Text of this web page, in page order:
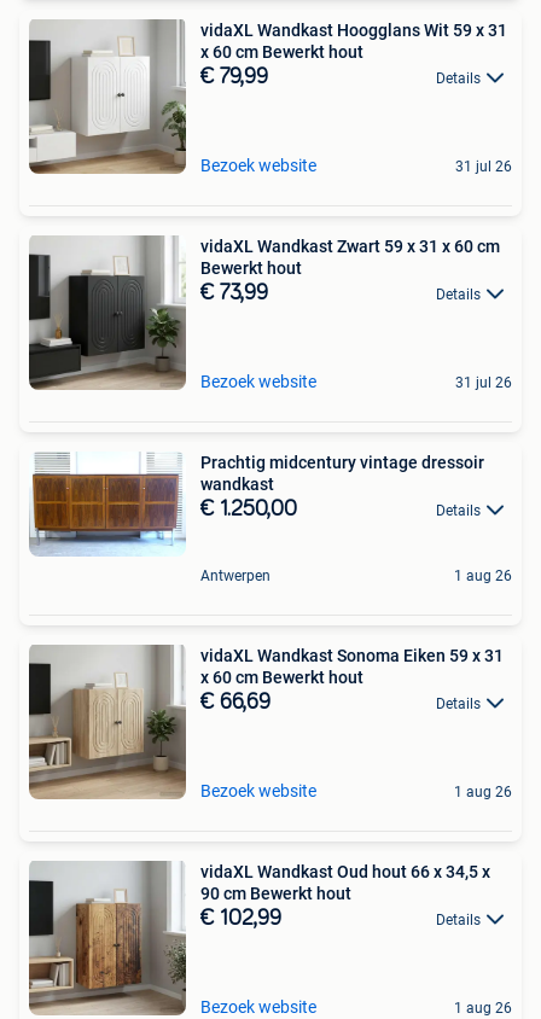
vidaXL Wandkast Hoogglans Wit 59 x 31
x 60 cm Bewerkt hout
€ 79,99 Details
Bezoek website 31 jul 26
vidaXL Wandkast Zwart 59 x 31 x 60 cm
Bewerkt hout
€ 73,99 Details
Bezoek website 31 jul 26
Prachtig midcentury vintage dressoir
wandkast
€ 1.250,00 Details
Antwerpen 1 aug 26
vidaXL Wandkast Sonoma Eiken 59 x 31
x 60 cm Bewerkt hout
€ 66,69 Details
Bezoek website 1 aug 26
vidaXL Wandkast Oud hout 66 x 34,5 x
90 cm Bewerkt hout
€ 102,99 Details
Bezoek website 1 aug 26